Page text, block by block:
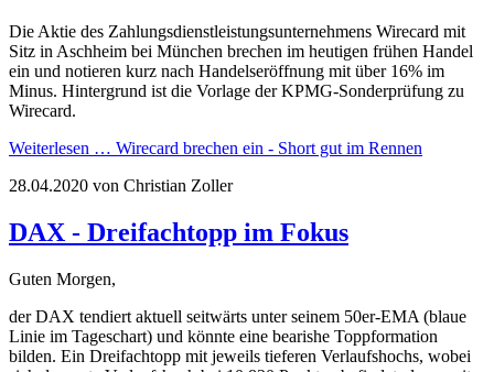
Die Aktie des Zahlungsdienstleistungsunternehmens Wirecard mit
Sitz in Aschheim bei München brechen im heutigen frühen Handel
ein und notieren kurz nach Handelseröffnung mit über 16% im
Minus. Hintergrund ist die Vorlage der KPMG-Sonderprüfung zu
Wirecard.
Weiterlesen … Wirecard brechen ein - Short gut im Rennen
28.04.2020 von Christian Zoller
DAX - Dreifachtopp im Fokus
Guten Morgen,
der DAX tendiert aktuell seitwärts unter seinem 50er-EMA (blaue
Linie im Tageschart) und könnte eine bearishe Toppformation
bilden. Ein Dreifachtopp mit jeweils tieferen Verlaufshochs, wobei